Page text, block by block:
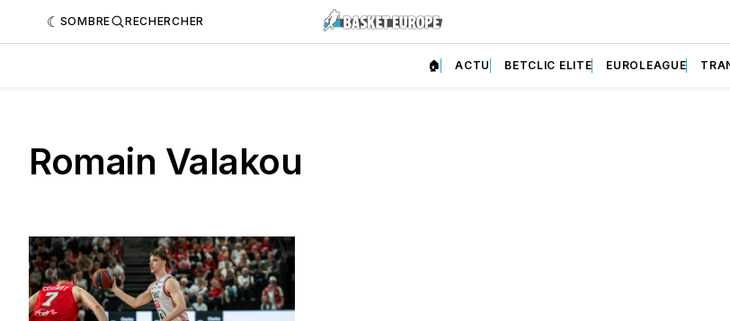
SOMBRE RECHERCHER
🏠 ACTU BETCLIC ELITE EUROLEAGUE
Romain Valakou